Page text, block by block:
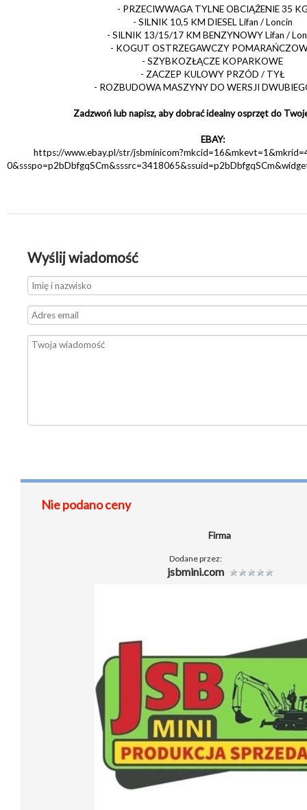
- PRZECIWWAGA TYLNE OBCIĄŻENIE 35
- SILNIK 10,5 KM DIESEL Lifan / Loncin
- SILNIK 13/15/17 KM BENZYNOWY Lifan /
- KOGUT OSTRZEGAWCZY
- SZYBKOZŁĄCZE KOPARKOWE
- ZACZEP KULOWY PRZÓD / TYŁ
- ROZBUDOWA MASZYNY DO WERSJI
Zadzwoń lub napisz, aby dobrać idealny osprzęt do
EBAY:
https://www.ebay.pl/str/
Wyślij wiadomość
Nie podano ceny
Firma
Dodane przez:
jsbmini.com